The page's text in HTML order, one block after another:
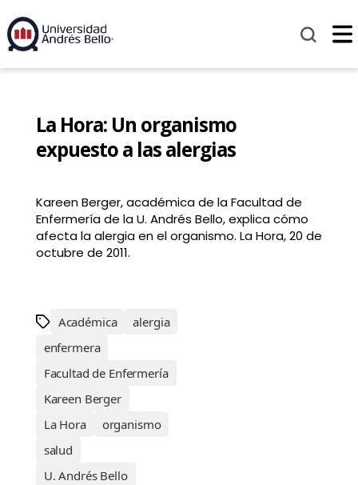
La Hora: Un organismo
expuesto a las alergias
Kareen Berger, académica de la Facultad de
Enfermería de la U. Andrés Bello, explica cómo
afecta la alergia en el organismo. La Hora, 20 de
octubre de 2011.
Académica
alergia
enfermera
Facultad de Enfermería
Kareen Berger
La Hora
organismo
salud
U. Andrés Bello